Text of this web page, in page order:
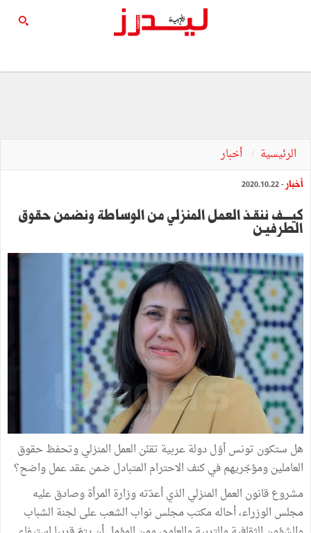
الرئيسية أخبار
أخبار - 2020.10.22
كيــــف ننقـذ العمل المنزلي من الوساطة ونضمن حقوق
الطرفيـن
هل ستكون تونس أوّل دولة عربية تقنّن العمل المنزلي وتحفظ حقوق
العاملين ومؤجّريهم في كنف الاحترام المتبادل ضمن عقد عمل واضح؟
مشروع قانون العمل المنزلي الذي أعدّته وزارة المرأة وصادق عليه
مجلس الوزراء، أحاله مكتب مجلس نواب الشعب على لجنة الشباب